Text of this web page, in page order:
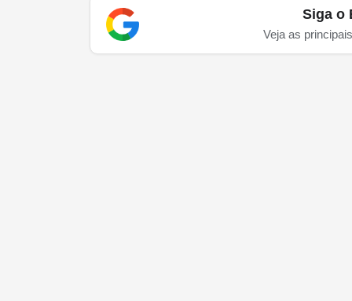
Siga o
Veja as